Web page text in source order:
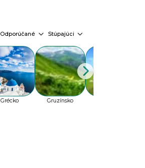
Odporúčané Stúpajúci
Grécko Gruzínsko